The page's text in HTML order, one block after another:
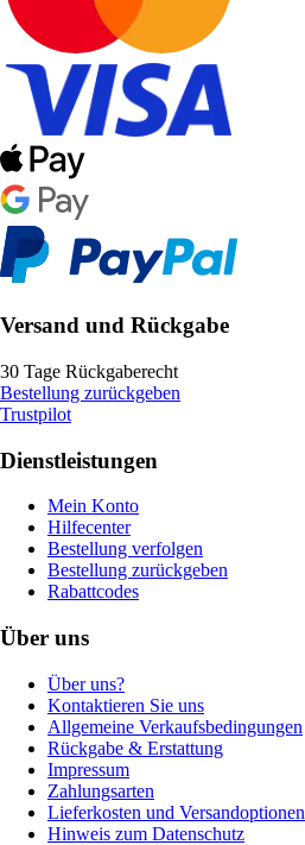
Versand und Rückgabe
30 Tage Rückgaberecht
Bestellung zurückgeben
Trustpilot
Dienstleistungen
Mein Konto
Hilfecenter
Bestellung verfolgen
Bestellung zurückgeben
Rabattcodes
Über uns
Über uns?
Kontaktieren Sie uns
Allgemeine Verkaufsbedingungen
Rückgabe & Erstattung
Impressum
Zahlungsarten
Lieferkosten und Versandoptionen
Hinweis zum Datenschutz